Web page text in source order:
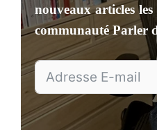
nouveaux articles
communautéParler